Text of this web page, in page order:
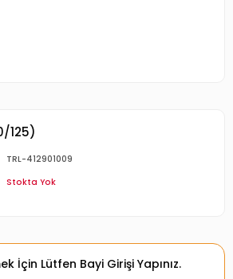
125)
TRL-412901009
Stokta Yok
İçin Lütfen Bayi Girişi Yapınız.